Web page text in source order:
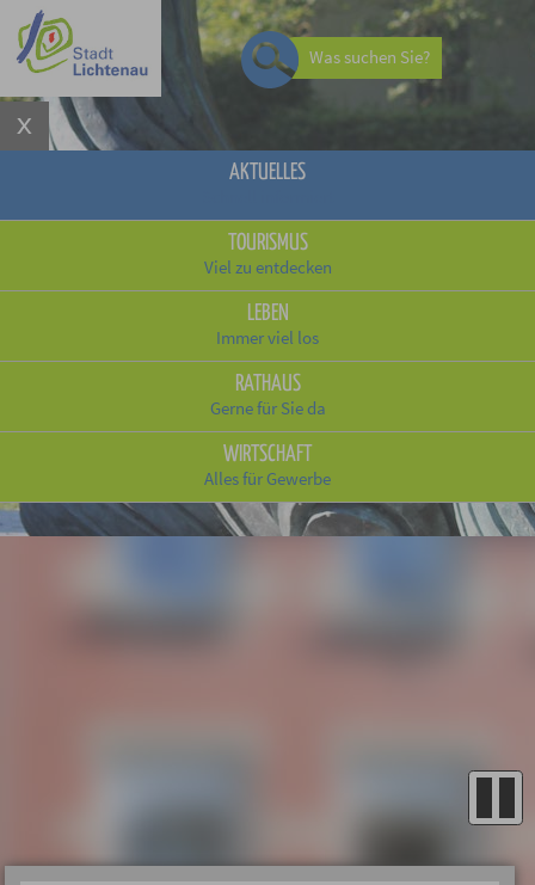
Was suchen Sie?
AKTUELLES
TOURISMUS
Viel zu entdecken
LEBEN
Immer viel los
RATHAUS
Gerne für Sie da
WIRTSCHAFT
Alles für Gewerbe